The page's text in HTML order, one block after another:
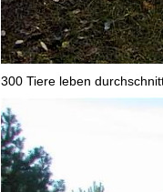
300 Tiere leben